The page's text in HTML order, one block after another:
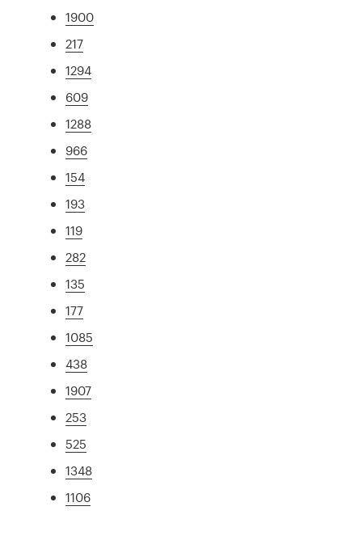
1900
217
1294
609
1288
966
154
193
119
282
135
177
1085
438
1907
253
525
1348
1106